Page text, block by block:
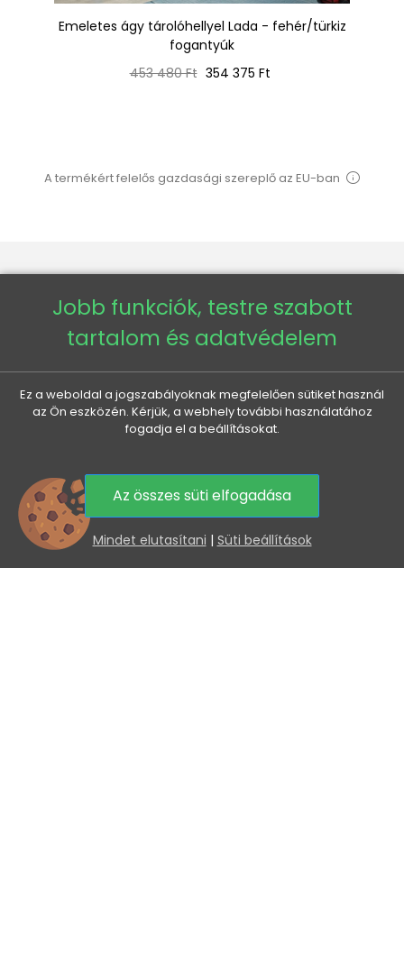
Emeletes ágy tárolóhellyel Lada - fehér/türkiz
fogantyúk
Normál
453 480 Ft Ár
354 375 Ft
A termékért felelős gazdasági szereplő az EU-ban
VENETI
MINDEN A VÁSÁRLÁSRÓL 
HASZNOS INFORMÁCIÓK
KEDVEZMÉNYEK ÉS ÚJDONSÁGOK ÖNNEK, E-MAILBEN
Az elküldéssel hozzájárul személyes adatai
feldolgozásához.
0
Jobb funkciók, testre szabott
tartalom és adatvédelem
Ez a weboldal a jogszabályoknak megfelelően sütiket használ
az Ön eszközén. Kérjük, a webhely további használatához
fogadja el a beállításokat.
Az összes süti elfogadása
Mindet elutasítani | Süti beállítások